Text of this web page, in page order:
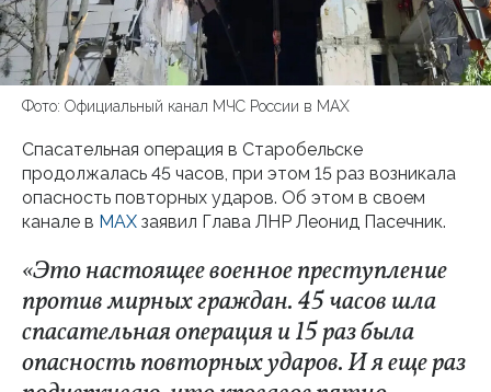
Фото: Официальный канал МЧС России в МАХ
Спасательная операция в Старобельске
продолжалась 45 часов, при этом 15 раз возникала
опасность повторных ударов. Об этом в своем
канале в МАХ заявил Глава ЛНР Леонид Пасечник.
«Это настоящее военное преступление
против мирных граждан. 45 часов шла
спасательная операция и 15 раз была
опасность повторных ударов. И я еще раз